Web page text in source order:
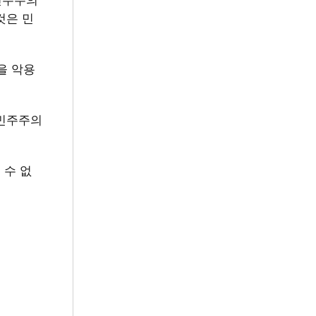
은 민
악용
주주의
없